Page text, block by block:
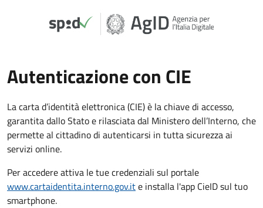
Autenticazione con CIE
La carta d’identità elettronica (CIE) è la chiave di accesso,
garantita dallo Stato e rilasciata dal Ministero dell’Interno, che
permette al cittadino di autenticarsi in tutta sicurezza ai
servizi online.
Per accedere attiva le tue credenziali sul portale
www.cartaidentita.interno.gov.ite installa l'app CieID sul tuo
smartphone.